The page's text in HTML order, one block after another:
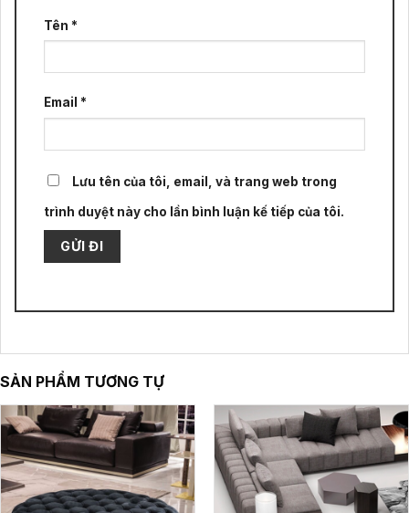
Tên *
Email *
Lưu tên của tôi, email, và trang web trong
trình duyệt này cho lần bình luận kế tiếp của tôi.
SẢN PHẨM TƯƠNG TỰ